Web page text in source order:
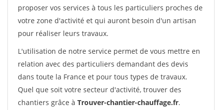
proposer vos services à tous les particuliers proches de
votre zone d'activité et qui auront besoin d'un artisan
pour réaliser leurs travaux.
L'utilisation de notre service permet de vous mettre en
relation avec des particuliers demandant des devis
dans toute la France et pour tous types de travaux.
Quel que soit votre secteur d'activité, trouver des
chantiers grâce à Trouver-chantier-chauffage.fr.